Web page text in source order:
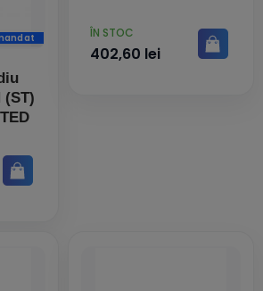
(ST)
PRET
ÎN STOC
402,60 lei